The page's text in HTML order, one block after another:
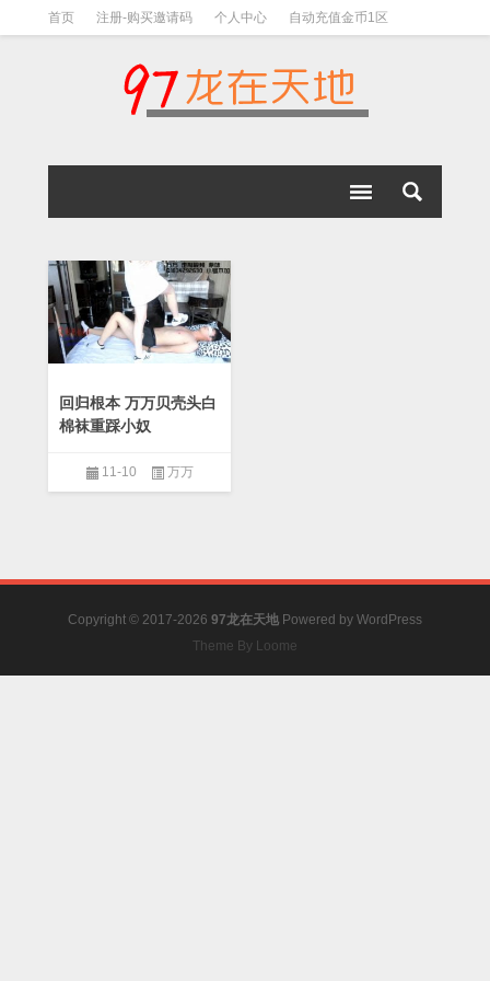
首页 注册-购买邀请码 个人中心 自动充值金币1区
回归根本 万万贝壳头白
棉袜重踩小奴
11-10 万万
Copyright © 2017-2026 97龙在天地 Powered by WordPress
Theme By Loome